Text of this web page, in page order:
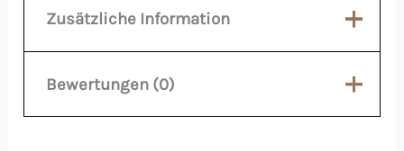
Zusätzliche Information
Farbe
Bewertungen (0)